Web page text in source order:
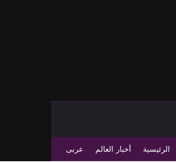
الرئيسية أخبار العالم عربى